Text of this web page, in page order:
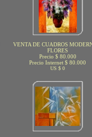
VENTA DE CUADROS
FLORES
Precio $ 80.000
Precio Internet $ 80.000
US $ 0